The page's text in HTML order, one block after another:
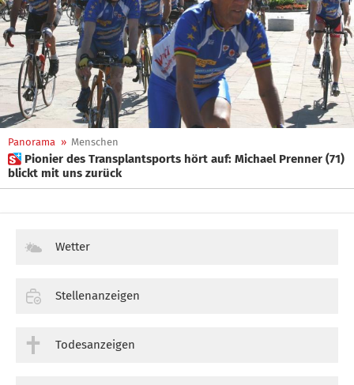
Panorama » Menschen
 Pionier des Transplantsports hört auf: Michael Prenner (71)
blickt mit uns zurück
Wetter
Stellenanzeigen
Todesanzeigen